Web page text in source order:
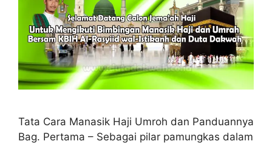
Tata Cara Manasik Haji Umroh dan Panduannya
Bag. Pertama – Sebagai pilar pamungkas dalam